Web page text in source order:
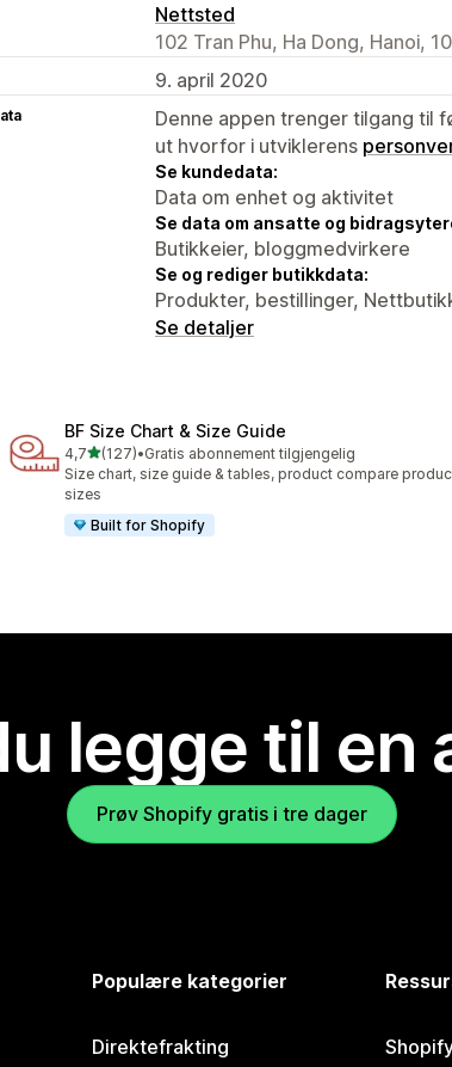
Nettsted
102 Tran Phu, Ha Dong, Hanoi,
9. april 2020
Denne appen trenger tilgang til
ut hvorfor i utviklerens
Se kundedata:
Data om enhet og aktivitet
Se data om ansatte og
Butikkeier, bloggmedvirkere
Se og rediger butikkdata:
Produkter, bestillinger,
Se detaljer
BF Size Chart & Size Guide
4,7av 5 stjerner
(127)
Totalt 127 omtaler
•Gratis abonnement tilgjengelig
Size chart, size guide & tables, product compare
sizes
Built for Shopify
legge til en
Prøv Shopify gratis i tre dager
Populære kategorier
Direktefrakting